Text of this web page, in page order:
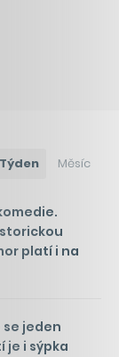
Týden Měsíc
platí i na
se jeden
je i sýpka